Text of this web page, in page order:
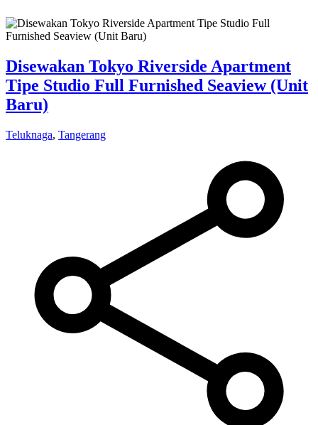
Disewakan Tokyo Riverside Apartment
Tipe Studio Full Furnished Seaview (Unit
Baru)
Teluknaga, Tangerang